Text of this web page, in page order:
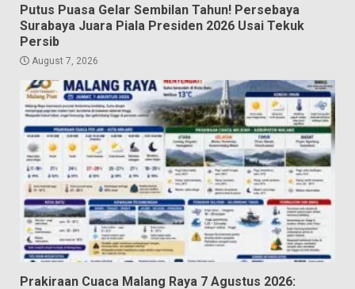
Putus Puasa Gelar Sembilan Tahun! Persebaya
Surabaya Juara Piala Presiden 2026 Usai Tekuk
Persib
August 7, 2026
Prakiraan Cuaca Malang Raya 7 Agustus 2026: